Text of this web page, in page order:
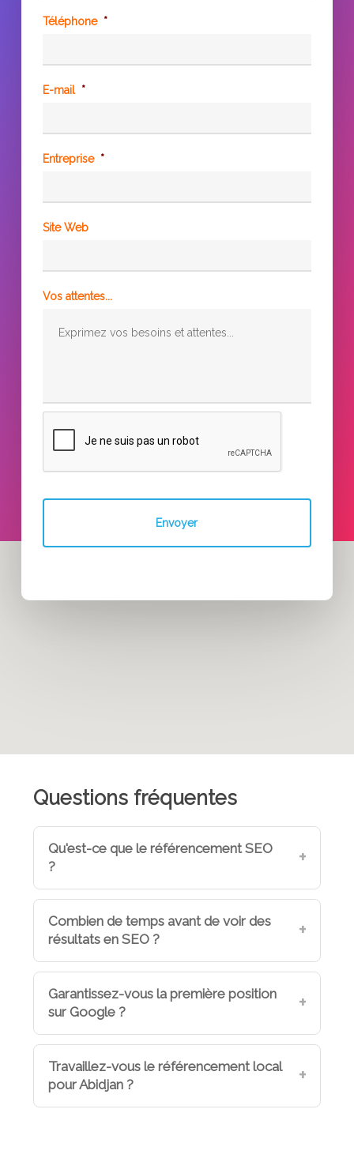
Téléphone *
E-mail *
Entreprise *
Site Web
Vos attentes...
Questions fréquentes
Qu'est-ce que le référencement SEO
?
Combien de temps avant de voir des
résultats en SEO ?
Garantissez-vous la première position
sur Google ?
Travaillez-vous le référencement local
pour Abidjan ?